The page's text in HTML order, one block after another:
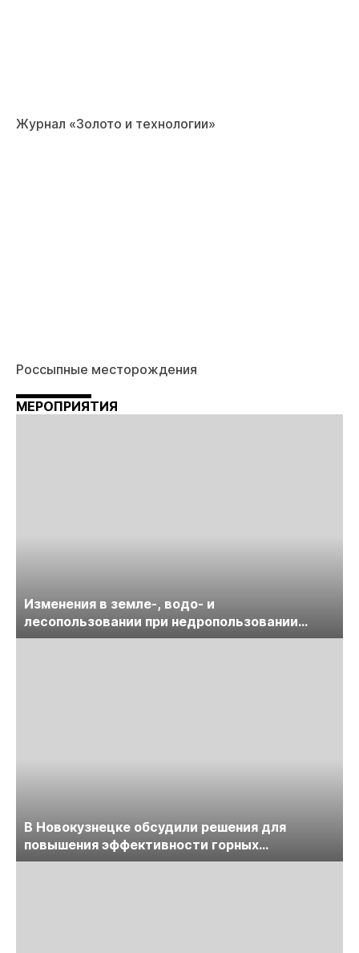
Журнал «Золото и технологии»
Россыпные месторождения
МЕРОПРИЯТИЯ
Изменения в земле-, водо- и
лесопользовании при недропользовании
обсудят на семинаре «ПравоТЭК»
В Новокузнецке обсудили решения для
повышения эффективности горных
предприятий